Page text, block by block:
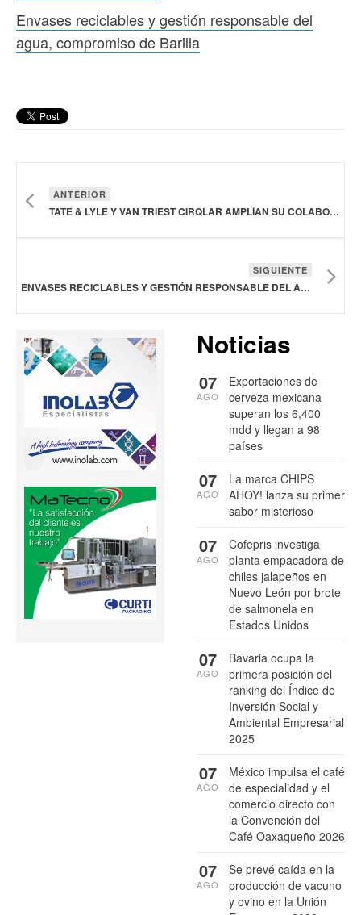
Envases reciclables y gestión responsable del
agua, compromiso de Barilla
ANTERIOR
TATE & LYLE Y VAN TRIEST CIRQLAR AMPLÍAN SU COLABORACIÓN PARA IMPULSAR LOS SISTEMAS ALIMENTARIOS CIRCULARES
SIGUIENTE
ENVASES RECICLABLES Y GESTIÓN RESPONSABLE DEL AGUA, COMPROMISO DE BARILLA
Noticias
Exportaciones de
cerveza mexicana
superan los 6,400
mdd y llegan a 98
países
07
AGO
La marca CHIPS
AHOY! lanza su primer
sabor misterioso
07
AGO
Cofepris investiga
planta empacadora de
chiles jalapeños en
Nuevo León por brote
de salmonela en
Estados Unidos
07
AGO
Bavaria ocupa la
primera posición del
ranking del Índice de
Inversión Social y
Ambiental Empresarial
2025
07
AGO
México impulsa el café
de especialidad y el
comercio directo con
la Convención del
Café Oaxaqueño 2026
07
AGO
Se prevé caída en la
producción de vacuno
y ovino en la Unión
07
AGO